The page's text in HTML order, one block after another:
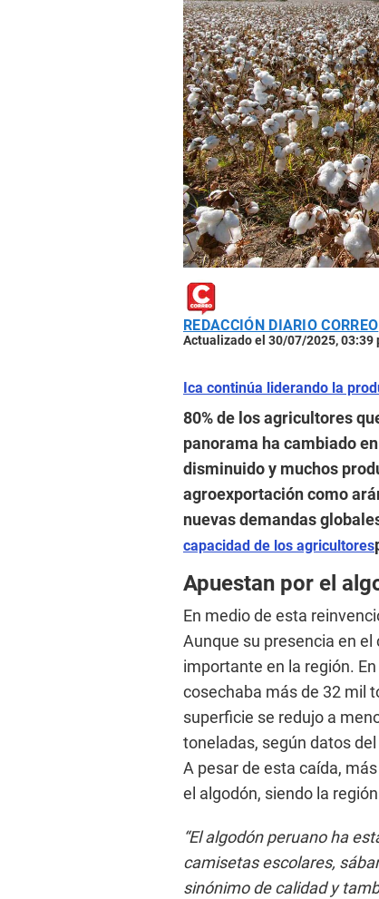
REDACCIÓN DIARIO CORREO
Actualizado el 30/07/2025, 03:39
Ica continúa liderando la
80% de los agricultores
panorama ha cambiado
disminuido y muchos
agroexportación como
nuevas demandas
capacidad de los agricultores
Apuestan por el
En medio de esta
Aunque su presencia en
importante en la región.
cosechaba más de 32 mil
superficie se redujo a
toneladas, según datos
A pesar de esta caída,
el algodón, siendo la
“El algodón peruano ha
camisetas escolares,
sinónimo de calidad y